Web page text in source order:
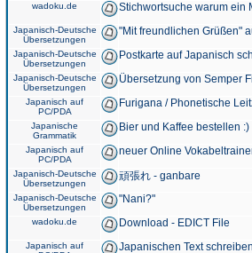
wadoku.de Stichwortsuche warum ein
Japanisch-Deutsche
Übersetzungen
"Mit freundlichen Grüßen"
Japanisch-Deutsche
Übersetzungen
Postkarte auf Japanisch
Japanisch-Deutsche
Übersetzungen
Übersetzung von Semper
Japanisch auf
PC/PDA
Furigana / Phonetische
Japanische
Grammatik
Bier und Kaffee bestellen :)
Japanisch auf
PC/PDA
neuer Online
Japanisch-Deutsche
Übersetzungen
頑張れ - ganbare
Japanisch-Deutsche
Übersetzungen
"Nani?"
wadoku.de Download - EDICT File
Japanisch auf
Japanischen Text schreiben